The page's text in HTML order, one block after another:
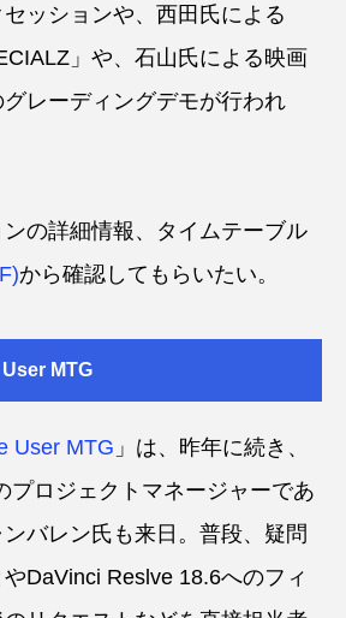
ッションや、西田氏による
」や、石山氏による映画
グレーディングデモが行われ
の詳細情報、タイムテーブル
から確認してもらいたい。
MTG
User MTG 」は、昨年に続き、
プロジェクトマネージャーであ
バレン氏も来日。普段、疑問
DaVinci Reslve 18.6へのフィ